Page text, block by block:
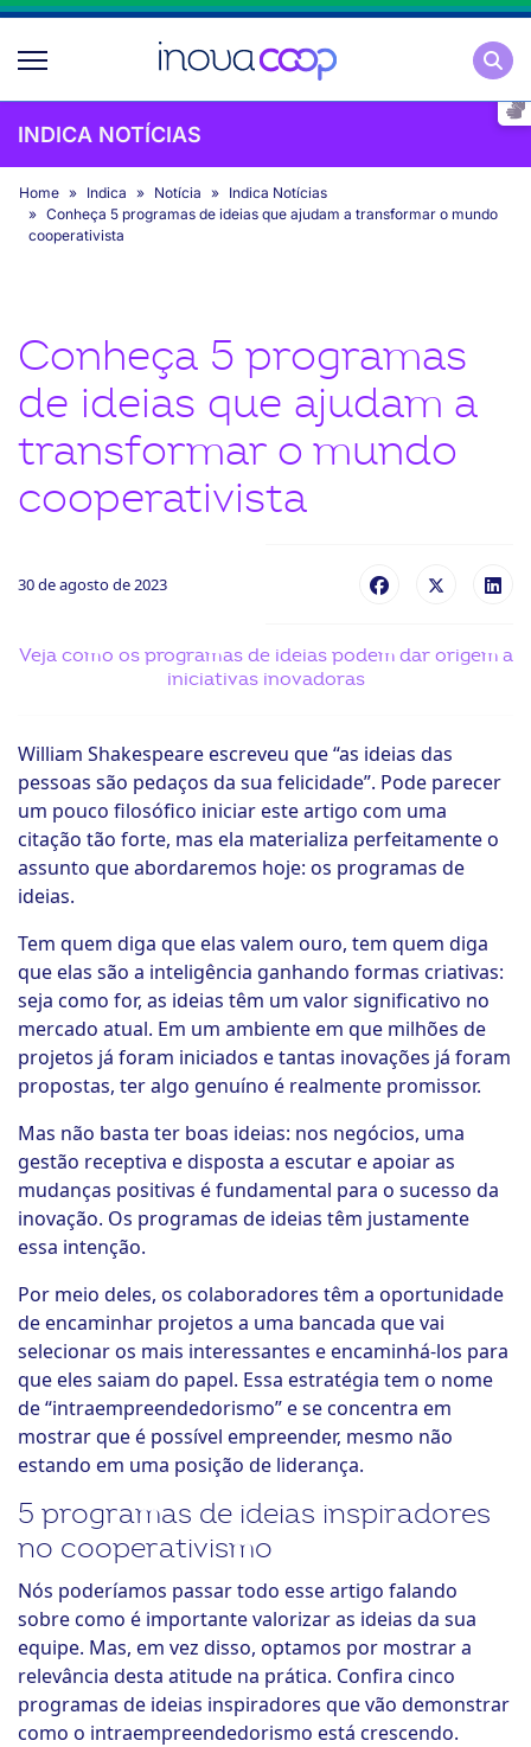
INDICA NOTÍCIAS
Home Indica Notícia
Indica Notícias
Conheça 5 programas de ideias que ajudam a transformar o mundo
cooperativista
Conheça 5 programas
de ideias que ajudam a
transformar o mundo
cooperativista
30 de agosto de 2023
Veja como os programas de ideias podem dar origem a
iniciativas inovadoras
William Shakespeare escreveu que “as ideias das
pessoas são pedaços da sua felicidade”. Pode parecer
um pouco filosófico iniciar este artigo com uma
citação tão forte, mas ela materializa perfeitamente o
assunto que abordaremos hoje: os programas de
ideias.
Tem quem diga que elas valem ouro, tem quem diga
que elas são a inteligência ganhando formas criativas:
seja como for, as ideias têm um valor significativo no
mercado atual. Em um ambiente em que milhões de
projetos já foram iniciados e tantas inovações já foram
propostas, ter algo genuíno é realmente promissor.
Mas não basta ter boas ideias: nos negócios, uma
gestão receptiva e disposta a escutar e apoiar as
mudanças positivas é fundamental para o sucesso da
inovação. Os programas de ideias têm justamente
essa intenção.
Por meio deles, os colaboradores têm a oportunidade
de encaminhar projetos a uma bancada que vai
selecionar os mais interessantes e encaminhá-los para
que eles saiam do papel. Essa estratégia tem o nome
de “intraempreendedorismo” e se concentra em
mostrar que é possível empreender, mesmo não
estando em uma posição de liderança.
5 programas de ideias inspiradores
no cooperativismo
Nós poderíamos passar todo esse artigo falando
sobre como é importante valorizar as ideias da sua
equipe. Mas, em vez disso, optamos por mostrar a
relevância desta atitude na prática. Confira cinco
programas de ideias inspiradores que vão demonstrar
como o intraempreendedorismo está crescendo.